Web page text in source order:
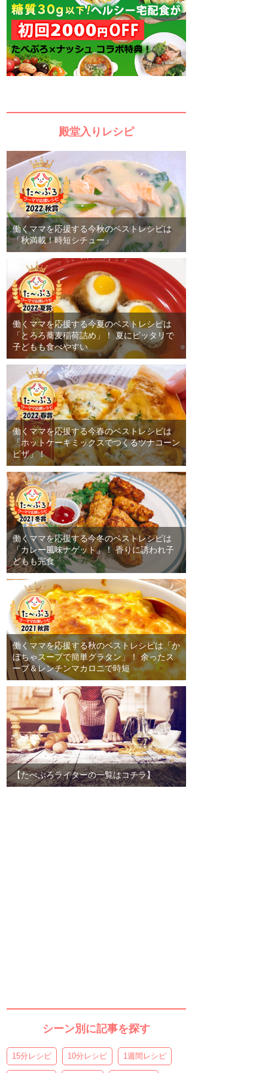
殿堂入りレシピ
働くママを応援する今秋のベストレシピは
「秋満載！時短シチュー」
働くママを応援する今夏のベストレシピは
「とろろ蕎麦稲荷詰め」！ 夏にピッタリで
子どもも食べやすい
働くママを応援する今春のベストレシピは
「ホットケーキミックスでつくるツナコーン
ピザ」！
働くママを応援する今冬のベストレシピは
「カレー風味ナゲット」！ 香りに誘われ子
どもも完食
働くママを応援する秋のベストレシピは「か
ぼちゃスープで簡単グラタン」！ 余ったス
ープ＆レンチンマカロニで時短
【たべぷろライターの一覧はコチラ】
シーン別に記事を探す
15分レシピ 10分レシピ 1週間レシピ